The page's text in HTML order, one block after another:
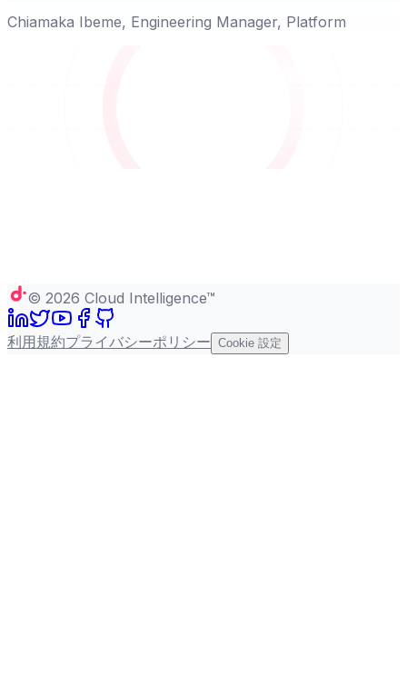
Chiamaka Ibeme, Engineering Manager, Platform
© 2026 Cloud Intelligence™
利用規約プライバシーポリシー Cookie 設定